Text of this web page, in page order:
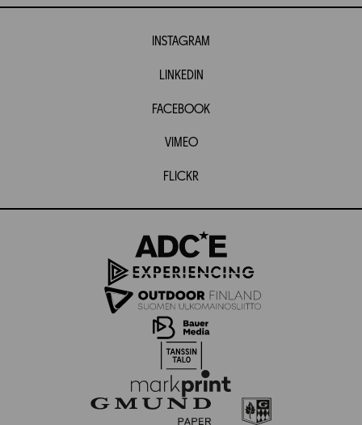
INSTAGRAM
LINKEDIN
FACEBOOK
VIMEO
FLICKR